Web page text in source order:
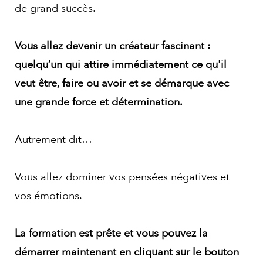
de grand succès.
Vous allez devenir un créateur fascinant :
quelqu’un qui attire immédiatement ce qu'il
veut être, faire ou avoir et se démarque avec
une grande force et détermination.
Autrement dit…
Vous allez dominer vos pensées négatives et
vos émotions.
La formation est prête et vous pouvez la
démarrer maintenant en cliquant sur le bouton